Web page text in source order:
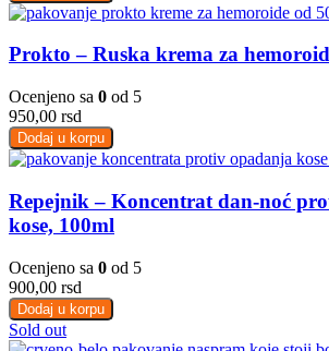
Prokto – Ruska krema za
Ocenjeno sa 0 od 5
950,00 rsd
Dodaj u korpu
Repejnik – Koncentrat dan-noć
kose, 100ml
Ocenjeno sa 0 od 5
900,00 rsd
Dodaj u korpu
Sold out